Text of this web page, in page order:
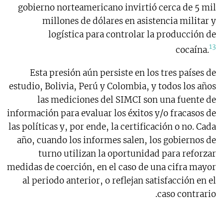
gobierno norteamericano invirtió cerca de 5 mil
millones de dólares en asistencia militar y
logística para controlar la producción de
cocaína.13
Esta presión aún persiste en los tres países de
estudio, Bolivia, Perú y Colombia, y todos los años
las mediciones del SIMCI son una fuente de
información para evaluar los éxitos y/o fracasos de
las políticas y, por ende, la certificación o no. Cada
año, cuando los informes salen, los gobiernos de
turno utilizan la oportunidad para reforzar
medidas de coerción, en el caso de una cifra mayor
al periodo anterior, o reflejan satisfacción en el
caso contrario.